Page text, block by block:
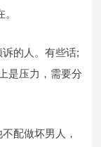
的人。有些话;
是压力，需要分
配做坏男人，